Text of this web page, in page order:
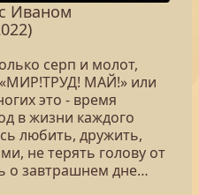
Иваном
серп и молот,
МАЙ!» или
это - время
в жизни каждого
любить, дружить,
не терять голову от
о завтрашнем дне…